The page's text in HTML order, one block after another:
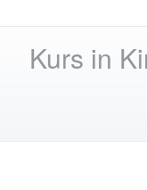
Kurs in